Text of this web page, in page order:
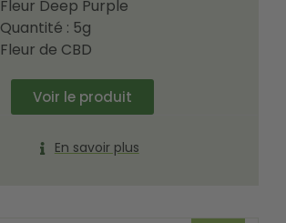
Fleur Deep Purple
Quantité : 5g
Fleur de CBD
Voir le produit
En savoir plus